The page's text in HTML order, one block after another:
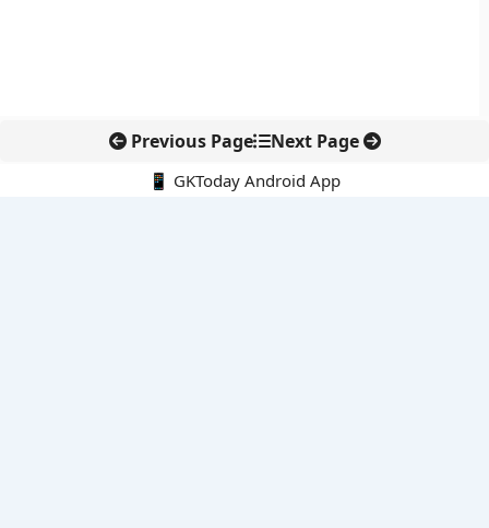
Previous Page Next Page
📱 GKToday Android App